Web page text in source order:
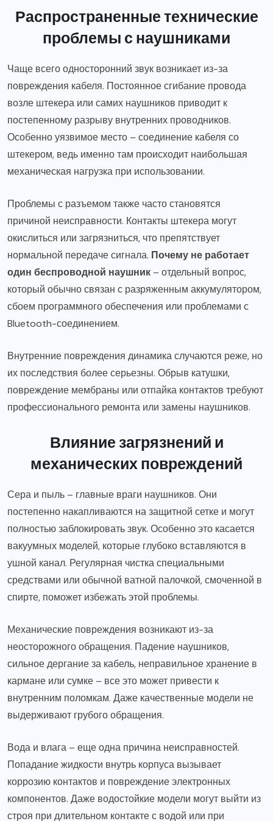
Распространенные технические
проблемы с наушниками
Чаще всего односторонний звук возникает из-за
повреждения кабеля. Постоянное сгибание провода
возле штекера или самих наушников приводит к
постепенному разрыву внутренних проводников.
Особенно уязвимое место – соединение кабеля со
штекером, ведь именно там происходит наибольшая
механическая нагрузка при использовании.
Проблемы с разъемом также часто становятся
причиной неисправности. Контакты штекера могут
окислиться или загрязниться, что препятствует
нормальной передаче сигнала. Почему не работает
один беспроводной наушник – отдельный вопрос,
который обычно связан с разряженным аккумулятором,
сбоем программного обеспечения или проблемами с
Bluetooth-соединением.
Внутренние повреждения динамика случаются реже, но
их последствия более серьезны. Обрыв катушки,
повреждение мембраны или отпайка контактов требуют
профессионального ремонта или замены наушников.
Влияние загрязнений и
механических повреждений
Сера и пыль – главные враги наушников. Они
постепенно накапливаются на защитной сетке и могут
полностью заблокировать звук. Особенно это касается
вакуумных моделей, которые глубоко вставляются в
ушной канал. Регулярная чистка специальными
средствами или обычной ватной палочкой, смоченной в
спирте, поможет избежать этой проблемы.
Механические повреждения возникают из-за
неосторожного обращения. Падение наушников,
сильное дергание за кабель, неправильное хранение в
кармане или сумке – все это может привести к
внутренним поломкам. Даже качественные модели не
выдерживают грубого обращения.
Вода и влага – еще одна причина неисправностей.
Попадание жидкости внутрь корпуса вызывает
коррозию контактов и повреждение электронных
компонентов. Даже водостойкие модели могут выйти из
строя при длительном контакте с водой или при